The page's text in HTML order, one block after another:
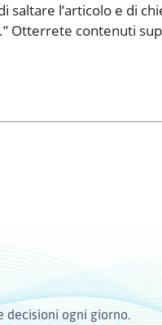
l’articolo e di
Otterrete contenuti
decisioni ogni giorno.